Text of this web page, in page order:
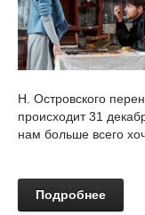
Н. Островского
происходит 31
нам больше всего
Подробнее